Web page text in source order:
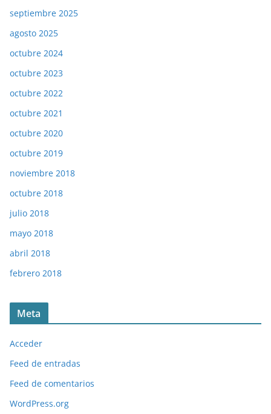
septiembre 2025
agosto 2025
octubre 2024
octubre 2023
octubre 2022
octubre 2021
octubre 2020
octubre 2019
noviembre 2018
octubre 2018
julio 2018
mayo 2018
abril 2018
febrero 2018
Meta
Acceder
Feed de entradas
Feed de comentarios
WordPress.org